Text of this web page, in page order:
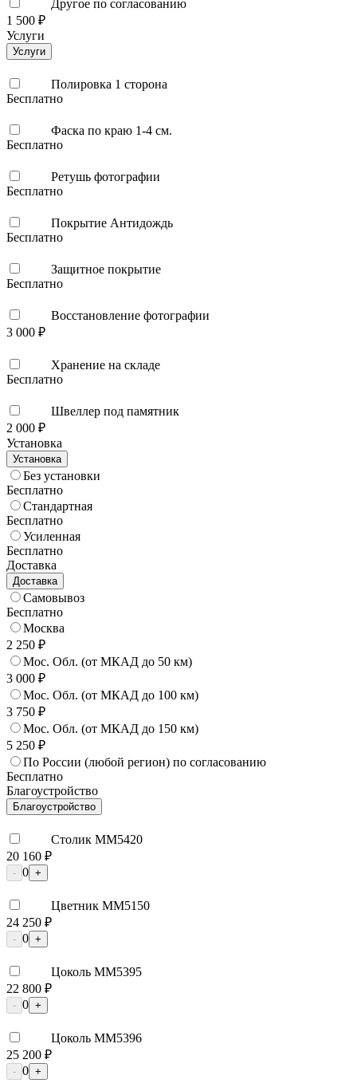
Другое по согласованию
1 500 ₽
Услуги
Услуги
Полировка 1 сторона
Бесплатно
Фаска по краю 1-4 см.
Бесплатно
Ретушь фотографии
Бесплатно
Покрытие Антидождь
Бесплатно
Защитное покрытие
Бесплатно
Восстановление фотографии
3 000 ₽
Хранение на складе
Бесплатно
Швеллер под памятник
2 000 ₽
Установка
Установка
Без установки
Бесплатно
Стандартная
Бесплатно
Усиленная
Бесплатно
Доставка
Доставка
Самовывоз
Бесплатно
Москва
2 250 ₽
Мос. Обл. (от МКАД до 50 км)
3 000 ₽
Мос. Обл. (от МКАД до 100 км)
3 750 ₽
Мос. Обл. (от МКАД до 150 км)
5 250 ₽
По России (любой регион) по согласованию
Бесплатно
Благоустройство
Благоустройство
Столик ММ5420
20 160 ₽
- 0 +
Цветник ММ5150
24 250 ₽
- 0 +
Цоколь ММ5395
22 800 ₽
- 0 +
Цоколь ММ5396
25 200 ₽
- 0 +